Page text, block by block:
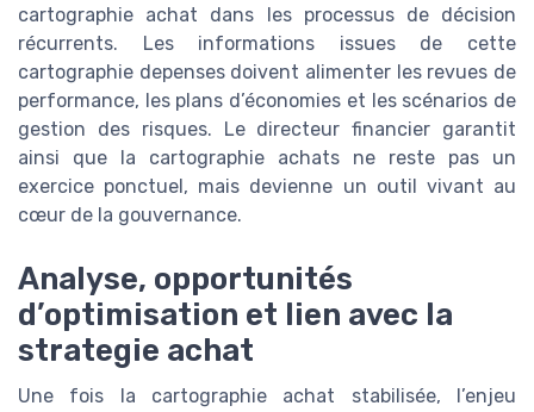
cartographie achat dans les processus de décision
récurrents. Les informations issues de cette
cartographie depenses doivent alimenter les revues de
performance, les plans d’économies et les scénarios de
gestion des risques. Le directeur financier garantit
ainsi que la cartographie achats ne reste pas un
exercice ponctuel, mais devienne un outil vivant au
cœur de la gouvernance.
Analyse, opportunités
d’optimisation et lien avec la
strategie achat
Une fois la cartographie achat stabilisée, l’enjeu